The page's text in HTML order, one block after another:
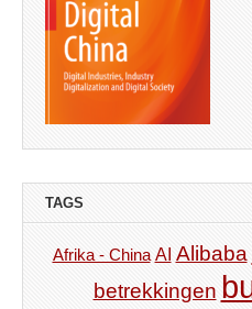
TAGS
Afrika - China AI Alibaba
betrekkingen